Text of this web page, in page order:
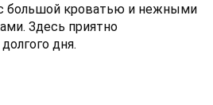
с большой кроватью и нежными
Здесь приятно
дня.
диван, рядом стоит